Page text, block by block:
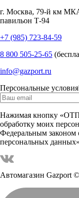
г. Москва, 79-й км
павильон Т-94
+7 (985) 723-84-59
8 800 505-25-65
info@gazport.ru
Персональные
Нажимая кнопку
обработку моих
Федеральным
персональных
Автомагазин Gazport©